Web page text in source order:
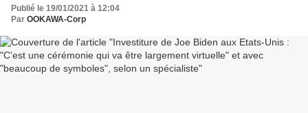
spécialiste
Publié le 19/01/2021 à 12:04
Par OOKAWA-Corp